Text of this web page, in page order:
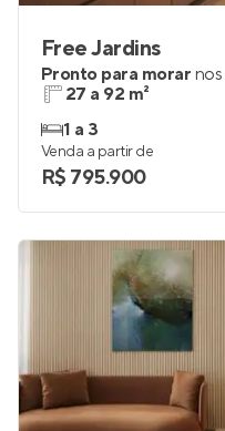
Free Jardins
Pronto para morar nos
27 a 92 m²
1 a 3
Venda a partir de
R$ 795.900